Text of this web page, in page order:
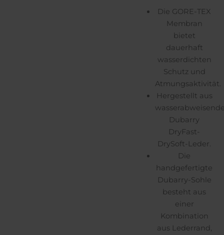
Die GORE-TEX
Membran
bietet
dauerhaft
wasserdichten
Schutz und
Atmungsaktivität.
Hergestellt aus
Dubarry
DryFast-
DrySoft-Leder.
Die
handgefertigte
Dubarry-Sohle
besteht aus
einer
Kombination
aus Lederrand,